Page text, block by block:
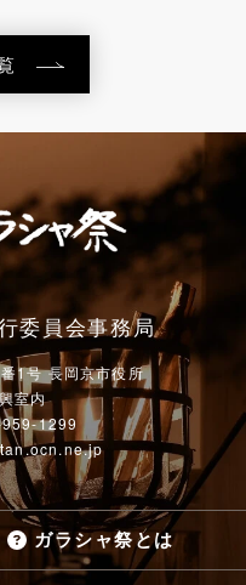
委員会事務局
1号 長岡京市役所
室内
959-1299
ガラシャ祭とは